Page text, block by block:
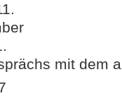
mit dem